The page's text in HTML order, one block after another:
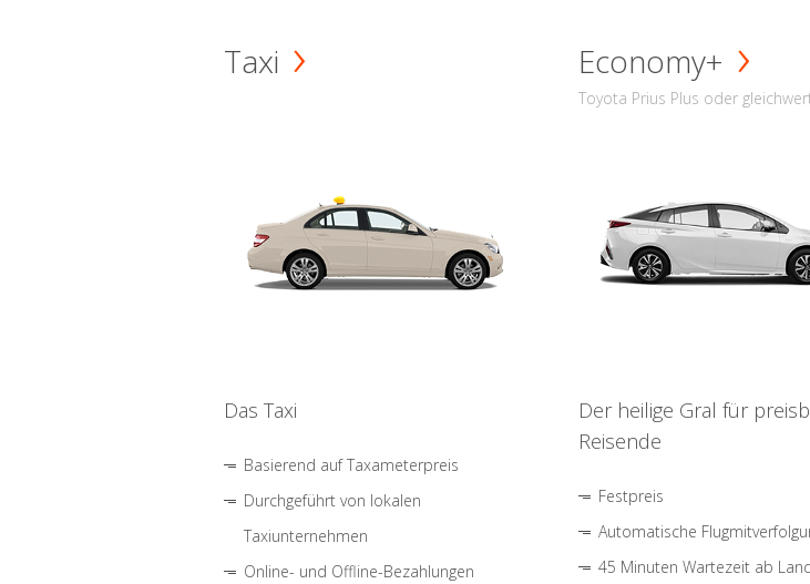
Taxi
Das Taxi
Basierend auf Taxameterpreis
Durchgeführt von lokalen
Taxiunternehmen
Online- und Offline-Bezahlungen
Economy+
Toyota Prius Plus oder
Der heilige Gral für
Reisende
Festpreis
Automatische
45 Minuten Wartezeit ab